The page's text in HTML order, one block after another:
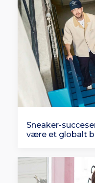
Sneaker-
være et globalt